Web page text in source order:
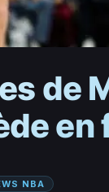
de
en
NBA